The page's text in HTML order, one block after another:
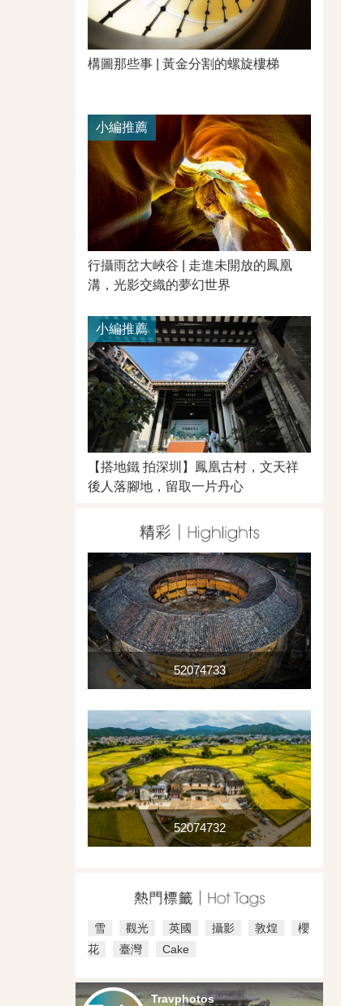
構圖那些事 | 黃金分割的螺旋樓梯
行攝雨岔大峽谷 | 走進未開放的鳳凰
溝，光影交織的夢幻世界
小編推薦
【搭地鐵 拍深圳】鳳凰古村，文天祥
後人落腳地，留取一片丹心
小編推薦
52074733
52074732
雪 觀光 英國 攝影 敦煌
櫻
花
臺灣 Cake
Travphotos